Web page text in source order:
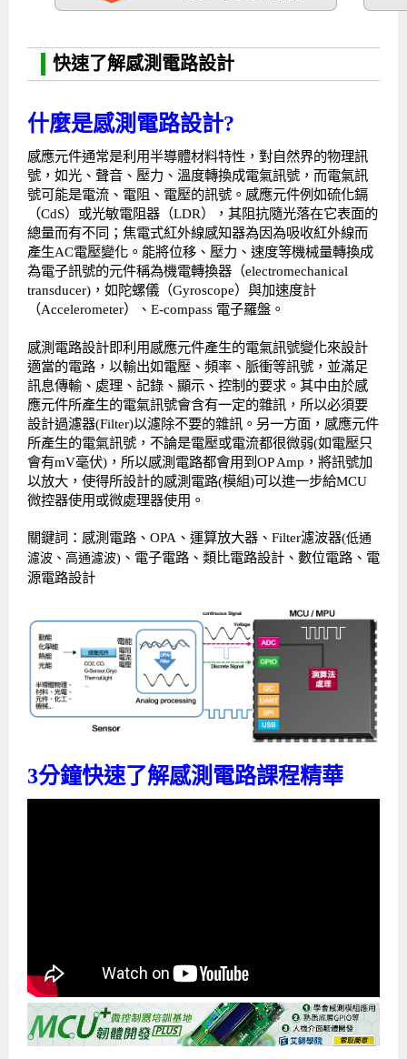
快速了解感測電路設計
什麼是感測電路設計?
感應元件通常是利用半導體材料特性，對自然界的物理訊
號，如光、聲音、壓力、溫度轉換成電氣訊號，而電氣訊
號可能是電流、電阻、電壓的訊號。感應元件例如硫化鎘
（CdS）或光敏電阻器（LDR），其阻抗隨光落在它表面的
總量而有不同；焦電式紅外線感知器為因為吸收紅外線而
產生AC電壓變化。能將位移、壓力、速度等機械量轉換成
為電子訊號的元件稱為機電轉換器（electromechanical
transducer)，如陀螺儀（Gyroscope）與加速度計
（Accelerometer）、E-compass 電子羅盤。
感測電路設計即利用感應元件產生的電氣訊號變化來設計
適當的電路，以輸出如電壓、頻率、脈衝等訊號，並滿足
訊息傳輸、處理、記錄、顯示、控制的要求。其中由於感
應元件所產生的電氣訊號會含有一定的雜訊，所以必須要
設計過濾器(Filter)以濾除不要的雜訊。另一方面，感應元件
所產生的電氣訊號，不論是電壓或電流都很微弱(如電壓只
會有mV毫伏)，所以感測電路都會用到OP Amp，將訊號加
以放大，使得所設計的感測電路(模組)可以進一步給MCU
微控器使用或微處理器使用。
關鍵詞：感測電路、OPA、運算放大器、Filter濾波器(低通
濾波、高通濾波) 、電子電路、類比電路設計、數位電路、電
源電路設計
3分鐘快速了解感測電路課程精華